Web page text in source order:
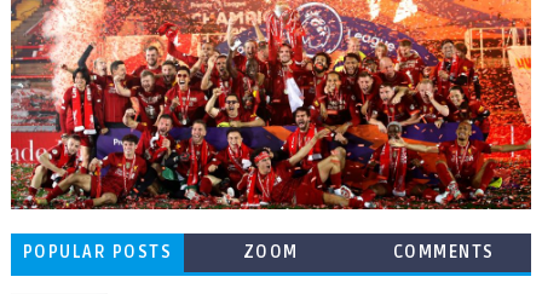
POPULAR POSTS ZOOM COMMENTS